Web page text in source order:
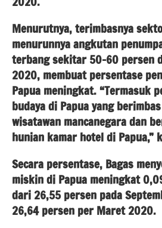
Menurutnya, terimbasnya
menurunnya angkutan
terbang sekitar 50-60 persen
2020, membuat persentase
Papua meningkat. “Termasuk
budaya di Papua yang
wisatawan mancanegara dan
hunian kamar hotel di Papua,”
Secara persentase, Bagas
miskin di Papua meningkat
dari 26,55 persen pada
26,64 persen per Maret 2020.